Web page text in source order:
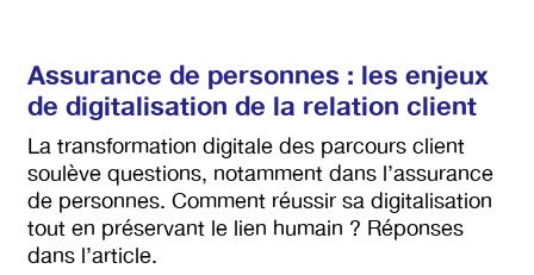
Assurance de personnes : les enjeux
de digitalisation de la relation client
La transformation digitale des parcours client
soulève questions, notamment dans l’assurance
de personnes. Comment réussir sa digitalisation
tout en préservant le lien humain ? Réponses
dans l’article.